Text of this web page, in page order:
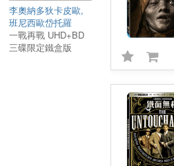
李奧納多狄卡皮歐,
班尼西歐岱托羅
一戰再戰 UHD+BD
三碟限定鐵盒版
里斯多佛博
主要演員：
Zendaya 千
列
Robert
之城》
Alana
音：英語
字幕：繁體
螢幕：16:9